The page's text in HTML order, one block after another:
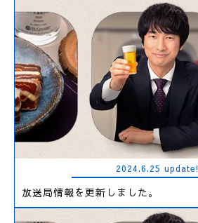
2024.6.25 update!
放送局情報を更新しました。